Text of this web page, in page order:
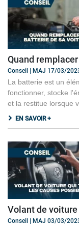
Quand
Conseil | MAJ 17/03/
La batterie est un
fonctionner, stocke
et la restitue lorsque
EN SAVOIR +
Volant de
Conseil | MAJ 03/03/